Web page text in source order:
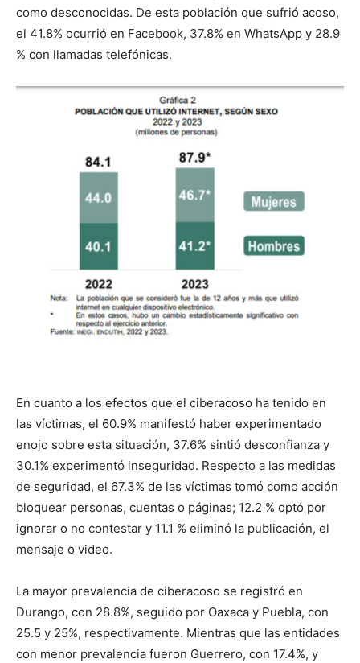
como desconocidas. De esta población que sufrió acoso,
el 41.8% ocurrió en Facebook, 37.8% en WhatsApp y 28.9
% con llamadas telefónicas.
En cuanto a los efectos que el ciberacoso ha tenido en
las víctimas, el 60.9% manifestó haber experimentado
enojo sobre esta situación, 37.6% sintió desconfianza y
30.1% experimentó inseguridad. Respecto a las medidas
de seguridad, el 67.3% de las víctimas tomó como acción
bloquear personas, cuentas o páginas; 12.2 % optó por
ignorar o no contestar y 11.1 % eliminó la publicación, el
mensaje o video.
La mayor prevalencia de ciberacoso se registró en
Durango, con 28.8%, seguido por Oaxaca y Puebla, con
25.5 y 25%, respectivamente. Mientras que las entidades
con menor prevalencia fueron Guerrero, con 17.4%, y